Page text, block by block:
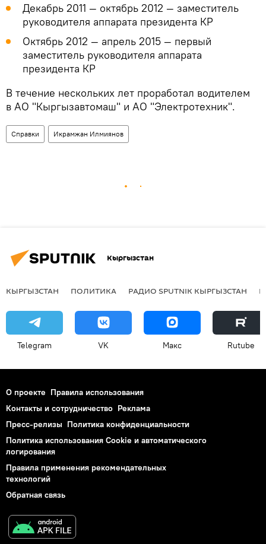
Декабрь 2011 — октябрь 2012 — заместитель
руководителя аппарата президента КР
Октябрь 2012 — апрель 2015 — первый
заместитель руководителя аппарата
президента КР
В течение нескольких лет проработал водителем
в АО "Кыргызавтомаш" и АО "Электротехник".
Справки Икрамжан Илмиянов
Кыргызстан
КЫРГЫЗСТАН ПОЛИТИКА РАДИО SPUTNIK КЫРГЫЗСТАН
Telegram VK Макс Rutube
О проекте Правила использования
Контакты и сотрудничество Реклама
Пресс-релизы Политика конфиденциальности
Политика использования Cookie и автоматического
логирования
Правила применения рекомендательных
технологий
Обратная связь